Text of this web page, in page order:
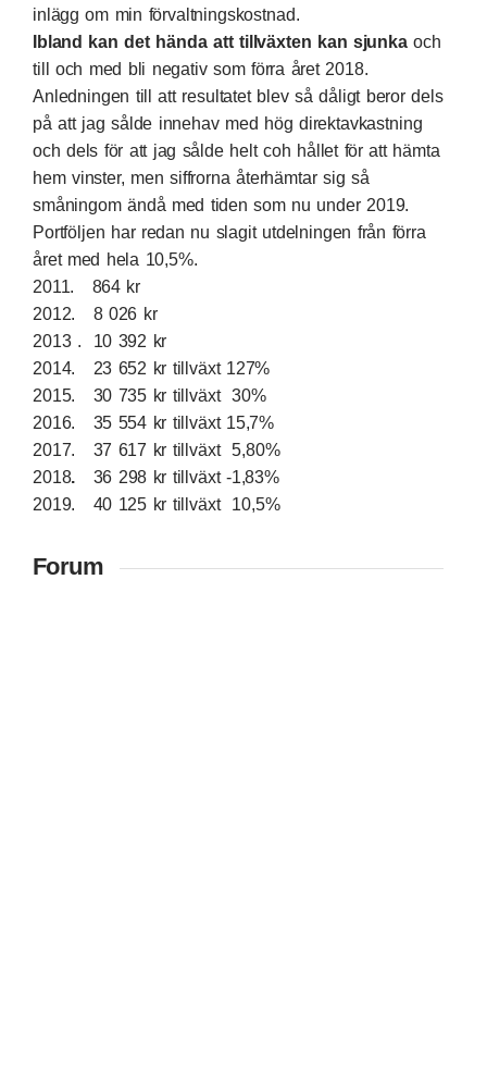
inlägg om min förvaltningskostnad.
Ibland kan det hända att tillväxten kan sjunkaoch
till och med bli negativ som förra året 2018.
Anledningen till att resultatet blev så dåligt beror dels
på att jag sålde innehav med hög direktavkastning
och dels för att jag sålde helt coh hållet för att hämta
hem vinster, men siffrorna återhämtar sig så
småningom ändå med tiden som nu under 2019.
Portföljen har redan nu slagit utdelningen från förra
året med hela 10,5%.
2011. 864 kr
2012. 8 026 kr
2013 . 10 392 kr
2014. 23 652 kr tillväxt 127%
2015.
30 735 kr tillväxt 30%
2016. 35 554 kr tillväxt 15,7%
2017. 37 617 kr tillväxt 5,80%
2018. 36 298 kr tillväxt -1,83%
2019. 40 125 kr tillväxt 10,5%
Forum